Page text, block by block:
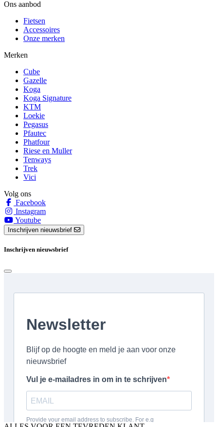
Ons aanbod
Fietsen
Accessoires
Onze merken
Merken
Cube
Gazelle
Koga
Koga Signature
KTM
Loekie
Pegasus
Pfautec
Phatfour
Riese en Muller
Tenways
Trek
Vici
Volg ons
Facebook
Instagram
Youtube
Inschrijven nieuwsbrief
Inschrijven nieuwsbrief